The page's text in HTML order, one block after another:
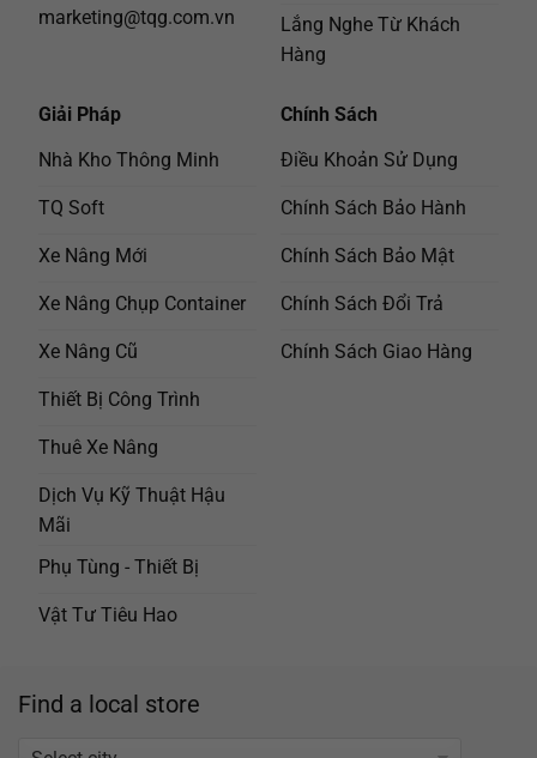
marketing@tqg.com.vn
Lắng Nghe Từ Khách
Hàng
Giải Pháp
Nhà Kho Thông Minh
TQ Soft
Xe Nâng Mới
Xe Nâng Chụp Container
Xe Nâng Cũ
Thiết Bị Công Trình
Thuê Xe Nâng
Dịch Vụ Kỹ Thuật Hậu
Mãi
Phụ Tùng - Thiết Bị
Vật Tư Tiêu Hao
Chính Sách
Điều Khoản Sử Dụng
Chính Sách Bảo Hành
Chính Sách Bảo Mật
Chính Sách Đổi Trả
Chính Sách Giao Hàng
Find a local store